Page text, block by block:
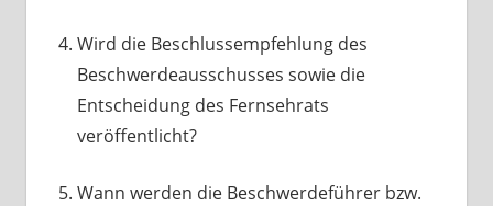
Wird die Beschlussempfehlung des
Beschwerdeausschusses sowie die
Entscheidung des Fernsehrats
veröffentlicht?
Wann werden die Beschwerdeführer bzw.